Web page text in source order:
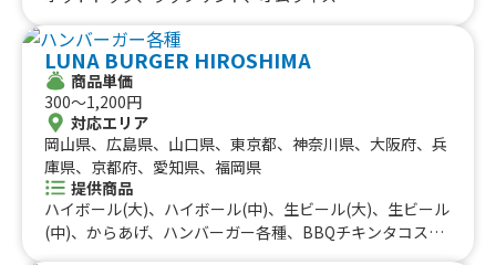
LUNA BURGER HIROSHIMA
商品単価
300〜1,200円
対応エリア
岡山県、広島県、山口県、東京都、神奈川県、大阪府、兵
庫県、京都府、愛知県、福岡県
提供商品
ハイボール(大)、ハイボール(中)、生ビール(大)、生ビール
(中)、からあげ、ハンバーガー各種、BBQチキンタコス、